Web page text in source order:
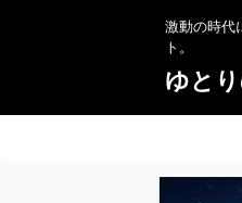
激動の時代
ト。
ゆと